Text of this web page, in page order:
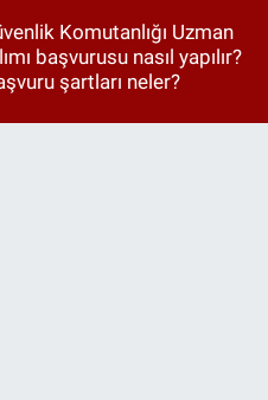
Komutanlığı Uzman
başvurusu nasıl yapılır?
şartları neler?